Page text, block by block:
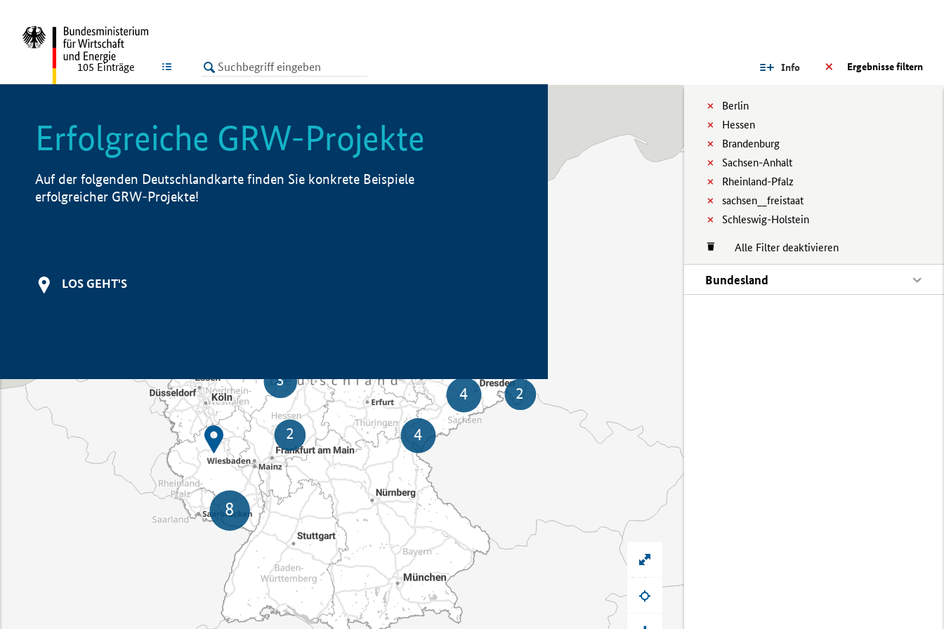
LISTE Ergebnisse filtern
Info
Berlin
Hessen
Brandenburg
Sachsen-Anhalt
Rheinland-Pfalz
sachsen__freistaat
Schleswig-Holstein
Alle Filter deaktivieren
Bundesland
105 Einträge
Erfolgreiche GRW-Projekte
Auf der folgenden Deutschlandkarte finden Sie konkrete Beispiele
erfolgreicher GRW-Projekte!
LOS GEHT'S